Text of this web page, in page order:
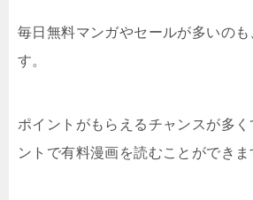
毎日無料マンガやセールが多いの
す。
ポイントがもらえるチャンスが多く
ントで有料漫画を読むことができま